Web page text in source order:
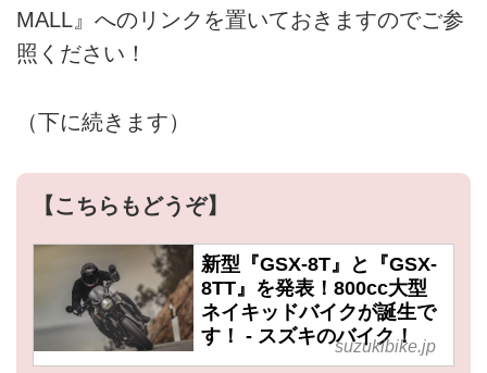
MALL』へのリンクを置いておきますのでご参
照ください！
（下に続きます）
【こちらもどうぞ】
新型『GSX-8T』と『GSX-
8TT』を発表！800cc大型
ネイキッドバイクが誕生で
す！ - スズキのバイク！
suzukibike.jp